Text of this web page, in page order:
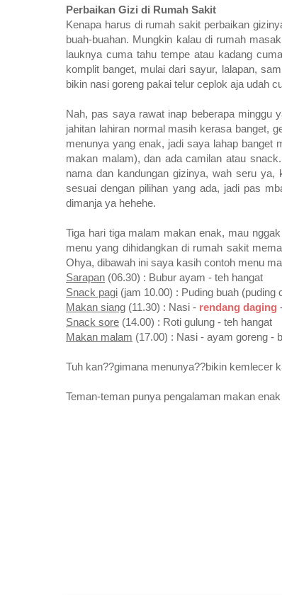
Perbaikan Gizi di Rumah Sakit
Kenapa harus di rumah sakit perbaikan
buah-buahan. Mungkin kalau di rumah
lauknya cuma tahu tempe atau kadang
komplit banget, mulai dari sayur, lalapan,
bikin nasi goreng pakai telur ceplok aja udah
Nah, pas saya rawat inap beberapa minggu
jahitan lahiran normal masih kerasa banget,
menunya yang enak, jadi saya lahap banget
makan malam), dan ada camilan atau
nama dan kandungan gizinya, wah seru
sesuai dengan pilihan yang ada, jadi pas
dimanja ya hehehe.
Tiga hari tiga malam makan enak, mau
menu yang dihidangkan di rumah sakit
Ohya, dibawah ini saya kasih contoh menu
Sarapan (06.30) : Bubur ayam - teh hangat
Snack pagi (jam 10.00) : Puding buah
Makan siang (11.30) : Nasi - rendang daging
Snack sore (14.00) : Roti gulung - teh hangat
Makan malam (17.00) : Nasi - ayam goreng -
Tuh kan??gimana menunya??bikin kemlecer
Teman-teman punya pengalaman makan